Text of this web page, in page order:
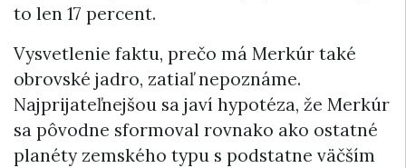
to len 17 percent.
Vysvetlenie faktu, prečo má Merkúr také
obrovské jadro, zatiaľ nepoznáme.
Najprijateľnejšou sa javí hypotéza, že Merkúr
sa pôvodne sformoval rovnako ako ostatné
planéty zemského typu s podstatne väčším